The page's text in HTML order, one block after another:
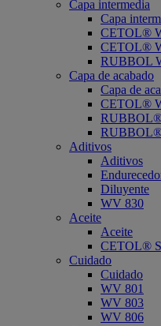
Capa intermedia
Capa
CETOL®
CETOL®
RUBBOL
Capa de acabado
Capa de
CETOL®
RUBBOL®
RUBBOL®
Aditivos
Aditivos
Diluyente
WV 830
Aceite
Aceite
CETOL®
Cuidado
Cuidado
WV 801
WV 803
WV 806